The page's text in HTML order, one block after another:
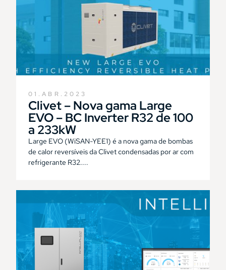
01.ABR.2023
Clivet – Nova gama Large
EVO – BC Inverter R32 de 100
a 233kW
Large EVO (WiSAN-YEE1) é a nova gama de bombas
de calor reversíveis da Clivet condensadas por ar com
refrigerante R32....